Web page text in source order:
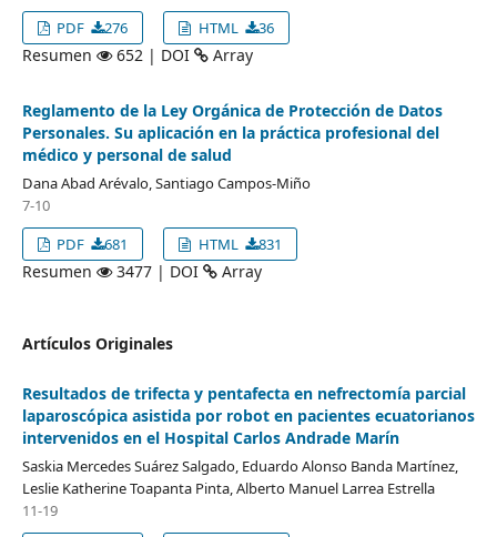
PDF 276 HTML 36
Resumen 652 | DOI Array
Reglamento de la Ley Orgánica de Protección de Datos
Personales. Su aplicación en la práctica profesional del
médico y personal de salud
Dana Abad Arévalo, Santiago Campos-Miño
7-10
PDF
681 HTML 831
Resumen 3477 | DOI Array
Artículos Originales
Resultados de trifecta y pentafecta en nefrectomía parcial
laparoscópica asistida por robot en pacientes ecuatorianos
intervenidos en el Hospital Carlos Andrade Marín
Saskia Mercedes Suárez Salgado, Eduardo Alonso Banda Martínez,
Leslie Katherine Toapanta Pinta, Alberto Manuel Larrea Estrella
11-19